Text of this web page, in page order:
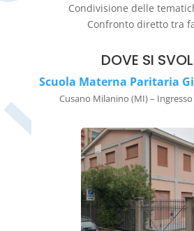
Condivisione delle
Confronto diretto tra
DOVE SI
Scuola Materna Paritaria
Cusano Milanino (MI) –